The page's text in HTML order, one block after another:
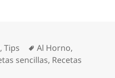
,Tips Etiquetas
Al Horno,
sencillas, Recetas